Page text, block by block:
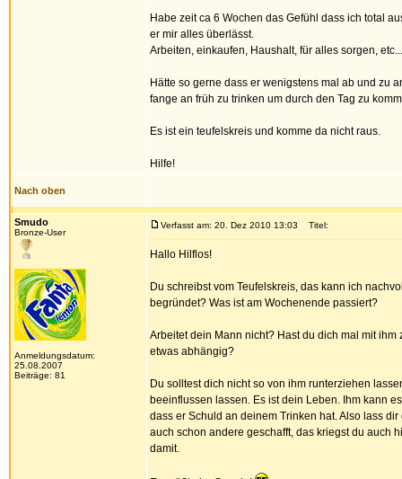
Habe zeit ca 6 Wochen das Gefühl dass ich total
er mir alles überlässt.
Arbeiten, einkaufen, Haushalt, für alles sorgen,
Hätte so gerne dass er wenigstens mal ab und zu
fange an früh zu trinken um durch den Tag zu
Es ist ein teufelskreis und komme da nicht raus.
Hilfe!
Nach oben
Smudo
Bronze-User
Anmeldungsdatum:
25.08.2007
Beiträge: 81
Verfasst am: 20. Dez 2010 13:03 Titel:
Hallo Hilflos!
Du schreibst vom Teufelskreis, das kann ich
begründet? Was ist am Wochenende passiert?
Arbeitet dein Mann nicht? Hast du dich mal mit
etwas abhängig?
Du solltest dich nicht so von ihm runterziehen
beeinflussen lassen. Es ist dein Leben. Ihm kann
dass er Schuld an deinem Trinken hat. Also lass
auch schon andere geschafft, das kriegst du auch
damit.